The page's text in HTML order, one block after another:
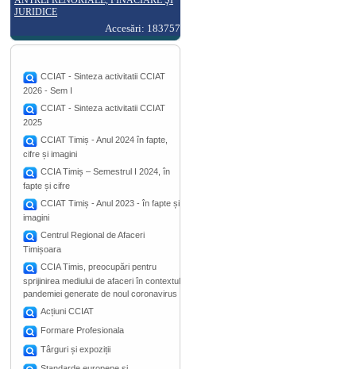
JURIDICE
Accesări: 183757
CCIAT - Sinteza activitatii CCIAT
2026 - Sem I
CCIAT - Sinteza activitatii CCIAT
2025
CCIAT Timiș - Anul 2024 în fapte,
cifre și imagini
CCIA Timiș – Semestrul I 2024, în
fapte și cifre
CCIAT Timiș - Anul 2023 - în fapte și
imagini
Centrul Regional de Afaceri
Timișoara
CCIA Timis, preocupări pentru
sprijinirea mediului de afaceri în contextul
pandemiei generate de noul coronavirus
Acțiuni CCIAT
Formare Profesionala
Târguri și expoziții